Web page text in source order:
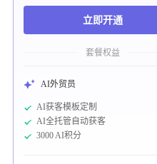
立即开通
套餐权益
AI外贸员
AI获客模板定制
AI全托管自动获客
3000 AI积分